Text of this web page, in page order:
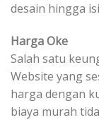
desain hingga
Harga Oke
Salah satu
Website yang
harga dengan
biaya murah